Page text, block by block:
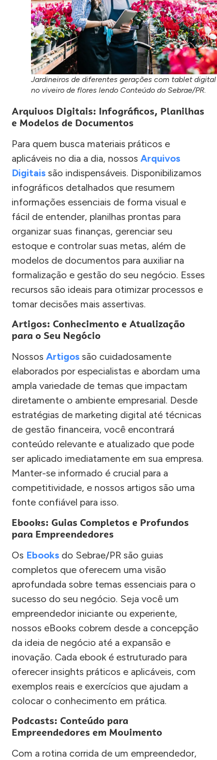
Jardineiros de diferentes gerações com tablet digital
no viveiro de flores lendo Conteúdo do Sebrae/PR.
Arquivos Digitais: Infográficos, Planilhas
e Modelos de Documentos
Para quem busca materiais práticos e
aplicáveis no dia a dia, nossos Arquivos
Digitais são indispensáveis. Disponibilizamos
infográficos detalhados que resumem
informações essenciais de forma visual e
fácil de entender, planilhas prontas para
organizar suas finanças, gerenciar seu
estoque e controlar suas metas, além de
modelos de documentos para auxiliar na
formalização e gestão do seu negócio. Esses
recursos são ideais para otimizar processos e
tomar decisões mais assertivas.
Artigos: Conhecimento e Atualização
para o Seu Negócio
Nossos Artigos são cuidadosamente
elaborados por especialistas e abordam uma
ampla variedade de temas que impactam
diretamente o ambiente empresarial. Desde
estratégias de marketing digital até técnicas
de gestão financeira, você encontrará
conteúdo relevante e atualizado que pode
ser aplicado imediatamente em sua empresa.
Manter-se informado é crucial para a
competitividade, e nossos artigos são uma
fonte confiável para isso.
Ebooks: Guias Completos e Profundos
para Empreendedores
Os Ebooks do Sebrae/PR são guias
completos que oferecem uma visão
aprofundada sobre temas essenciais para o
sucesso do seu negócio. Seja você um
empreendedor iniciante ou experiente,
nossos eBooks cobrem desde a concepção
da ideia de negócio até a expansão e
inovação. Cada ebook é estruturado para
oferecer insights práticos e aplicáveis, com
exemplos reais e exercícios que ajudam a
colocar o conhecimento em prática.
Podcasts: Conteúdo para
Empreendedores em Movimento
Com a rotina corrida de um empreendedor,